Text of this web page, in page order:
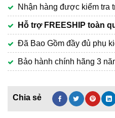
Nhận hàng được kiểm tra
Hỗ trợ FREESHIP toàn
Đã Bao Gồm đầy đủ phụ
Bảo hành chính hãng 3